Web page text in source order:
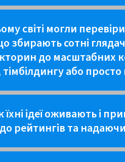
світі могли
збирають сотні
до масштабних
або
ідеї оживають і
рейтингів та